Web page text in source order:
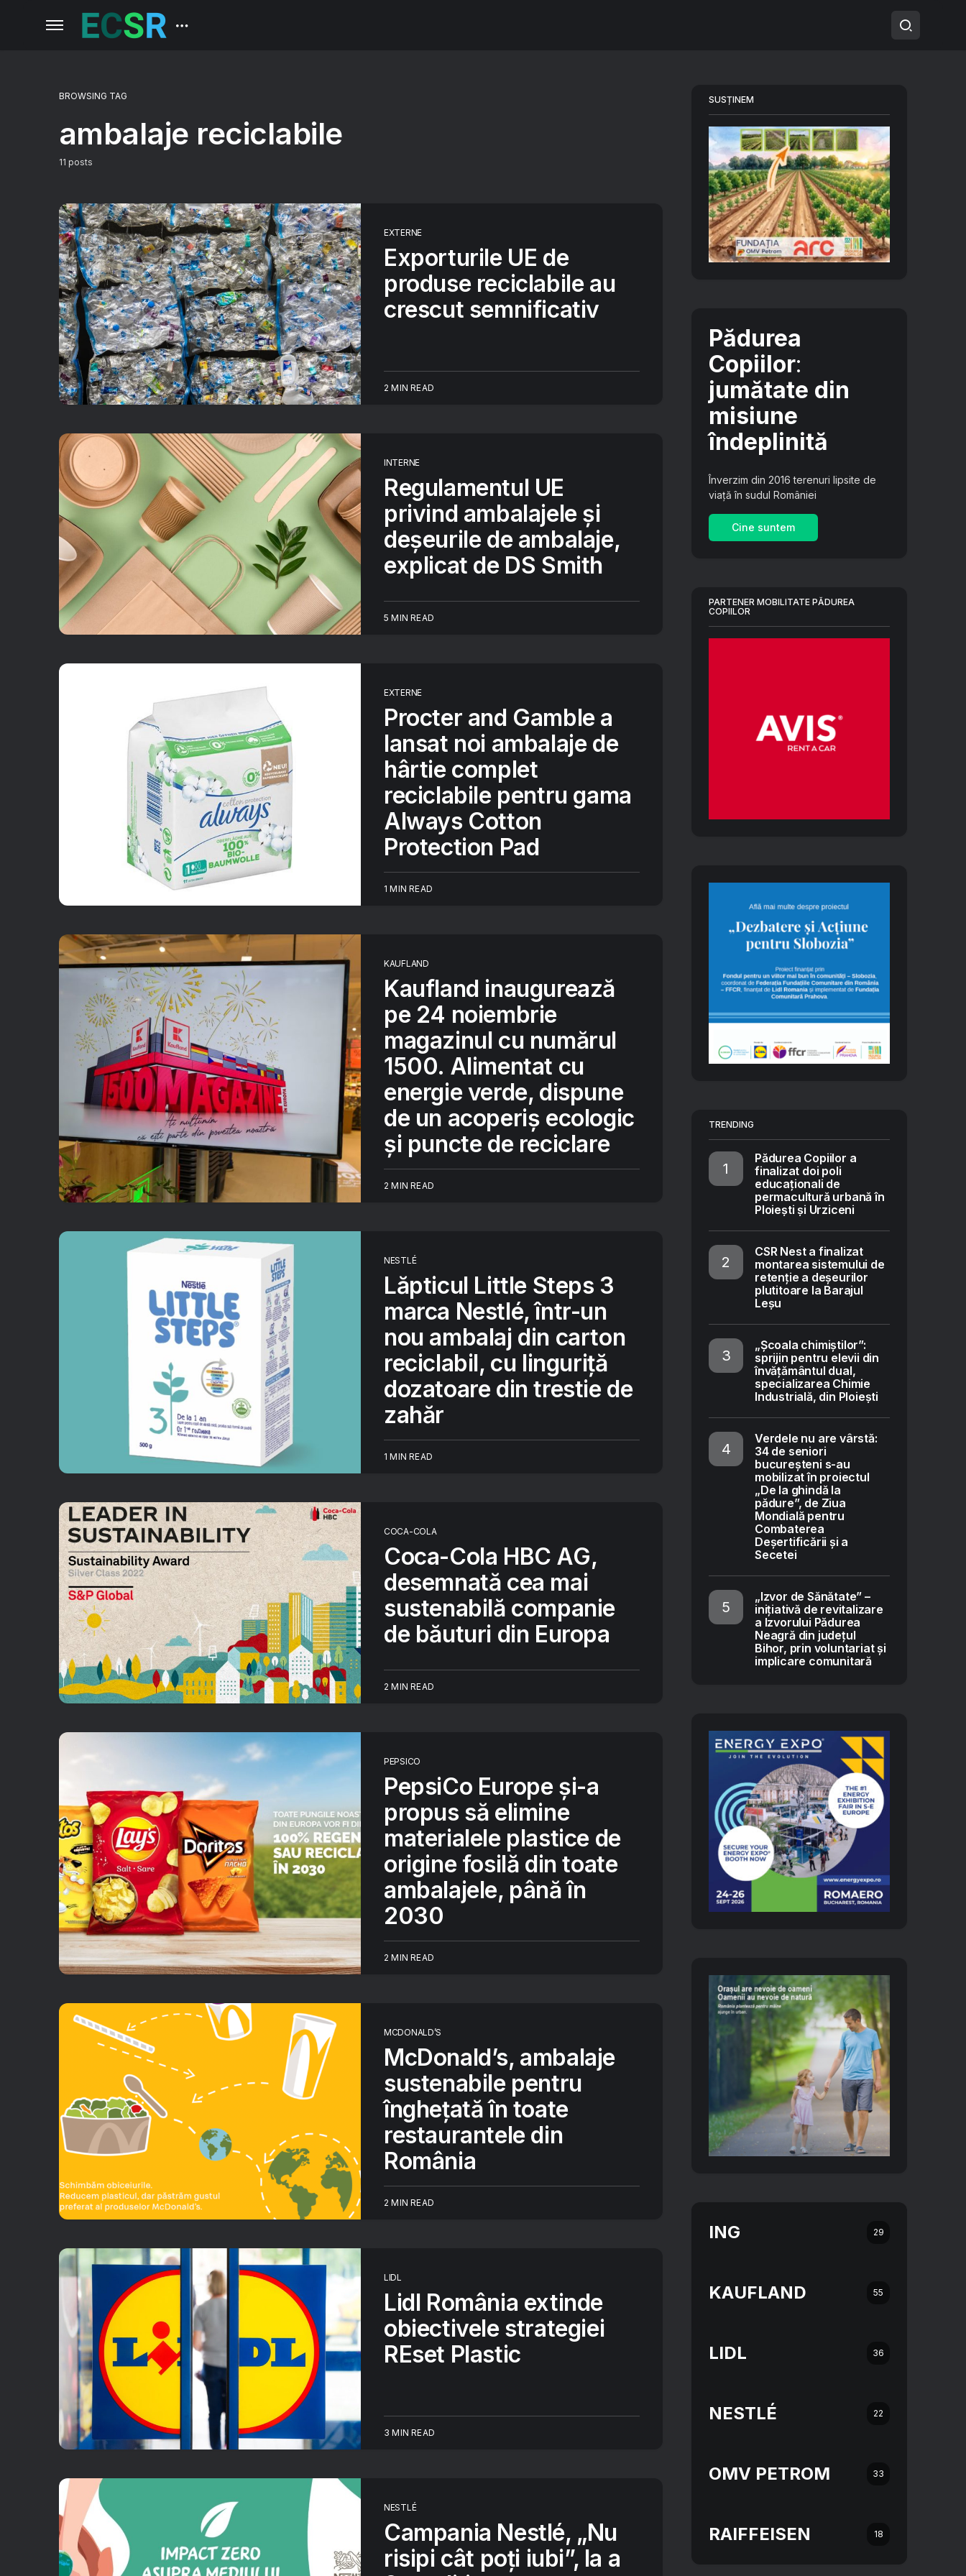
BROWSING TAG
ambalaje reciclabile
11 posts
EXTERNE
Exporturile UE de
produse reciclabile au
crescut semnificativ
2 MIN READ
INTERNE
Regulamentul UE
privind ambalajele și
deșeurile de ambalaje,
explicat de DS Smith
5 MIN READ
EXTERNE
Procter and Gamble a
lansat noi ambalaje de
hârtie complet
reciclabile pentru gama
Always Cotton
Protection Pad
1 MIN READ
KAUFLAND
Kaufland inaugurează
pe 24 noiembrie
magazinul cu numărul
1500. Alimentat cu
energie verde, dispune
de un acoperiș ecologic
și puncte de reciclare
2 MIN READ
NESTLÉ
Lăpticul Little Steps 3
marca Nestlé, într-un
nou ambalaj din carton
reciclabil, cu linguriță
dozatoare din trestie de
zahăr
1 MIN READ
COCA-COLA
Coca-Cola HBC AG,
desemnată cea mai
sustenabilă companie
de băuturi din Europa
2 MIN READ
PEPSICO
PepsiCo Europe și-a
propus să elimine
materialele plastice de
origine fosilă din toate
ambalajele, până în
2030
2 MIN READ
MCDONALD’S
McDonald’s, ambalaje
sustenabile pentru
înghețată în toate
restaurantele din
România
2 MIN READ
LIDL
Lidl România extinde
obiectivele strategiei
REset Plastic
3 MIN READ
NESTLÉ
Campania Nestlé, „Nu
risipi cât poți iubi”, la a
SUSȚINEM
Pădurea
Copiilor:
jumătate din
misiune
îndeplinită
Înverzim din 2016 terenuri lipsite de
viață în sudul României
Cine suntem
PARTENER MOBILITATE PĂDUREA
COPIILOR
TRENDING
Pădurea Copiilor a
finalizat doi poli
educaționali de
permacultură urbană în
Ploiești și Urziceni
CSR Nest a finalizat
montarea sistemului de
retenție a deșeurilor
plutitoare la Barajul
Leșu
„Școala chimiștilor”:
sprijin pentru elevii din
învățământul dual,
specializarea Chimie
Industrială, din Ploiești
Verdele nu are vârstă:
34 de seniori
bucureșteni s-au
mobilizat în proiectul
„De la ghindă la
pădure”, de Ziua
Mondială pentru
Combaterea
Deșertificării și a
Secetei
„Izvor de Sănătate” –
inițiativă de revitalizare
a Izvorului Pădurea
Neagră din județul
Bihor, prin voluntariat și
implicare comunitară
ING 29
KAUFLAND 55
LIDL 36
NESTLÉ 22
OMV PETROM 33
RAIFFEISEN 18